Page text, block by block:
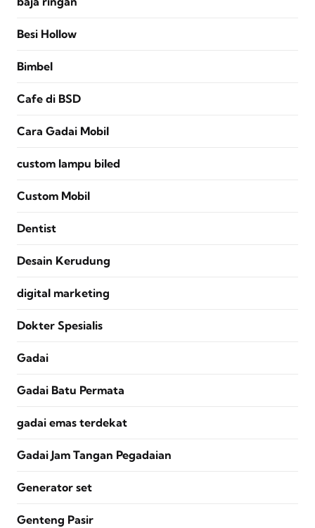
Besi Hollow
Bimbel
Cafe di BSD
Cara Gadai Mobil
custom lampu biled
Custom Mobil
Dentist
Desain Kerudung
digital marketing
Dokter Spesialis
Gadai
Gadai Batu Permata
gadai emas terdekat
Gadai Jam Tangan Pegadaian
Generator set
Genteng Pasir